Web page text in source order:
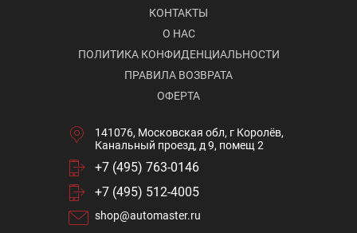
КОНТАКТЫ
О НАС
ПОЛИТИКА КОНФИДЕНЦИАЛЬНОСТИ
ПРАВИЛА ВОЗВРАТА
ОФЕРТА
141076, Московская обл, г Королёв,
Канальный проезд, д 9, помещ 2
+7 (495) 763-0146
+7 (495) 512-4005
shop@automaster.ru